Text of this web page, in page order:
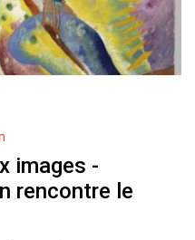
images -
rencontre le